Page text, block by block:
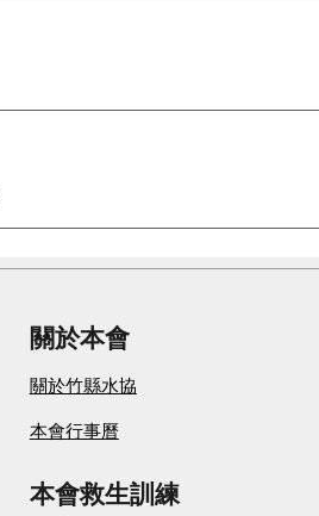
關於本會
關於竹縣水協
本會行事曆
本會救生訓練